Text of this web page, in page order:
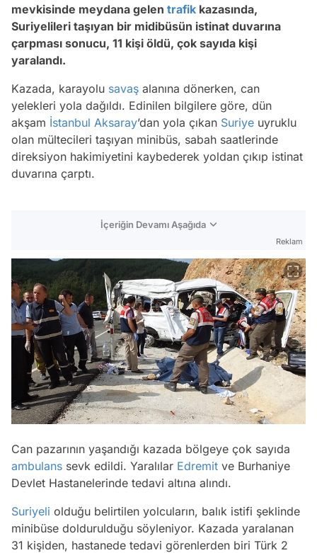
mevkisinde meydana gelen trafik kazasında,
Suriyelileri taşıyan bir midibüsün istinat duvarına
çarpması sonucu, 11 kişi öldü, çok sayıda kişi
yaralandı.
Kazada, karayolu savaş alanına dönerken, can
yelekleri yola dağıldı. Edinilen bilgilere göre, dün
akşam İstanbul Aksaray’dan yola çıkan Suriye uyruklu
olan mültecileri taşıyan minibüs, sabah saatlerinde
direksiyon hakimiyetini kaybederek yoldan çıkıp istinat
duvarına çarptı.
İçeriğin Devamı Aşağıda
Reklam
Can pazarının yaşandığı kazada bölgeye çok sayıda
ambulans sevk edildi. Yaralılar Edremit ve Burhaniye
Devlet Hastanelerinde tedavi altına alındı.
Suriyeli olduğu belirtilen yolcuların, balık istifi şeklinde
minibüse doldurulduğu söyleniyor. Kazada yaralanan
31 kişiden, hastanede tedavi görenlerden biri Türk 2